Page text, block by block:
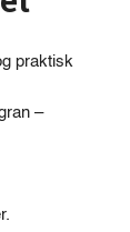
praktisk
–